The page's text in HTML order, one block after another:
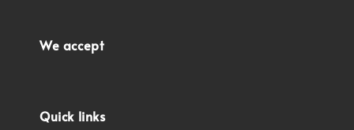
We accept
Quick links